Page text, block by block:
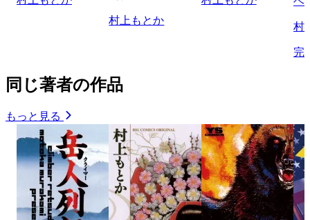
村上もとか
村
完
同じ著者の作品
もっと見る